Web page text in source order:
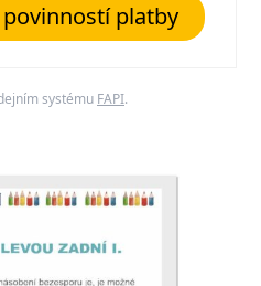
platby
systému FAPI.